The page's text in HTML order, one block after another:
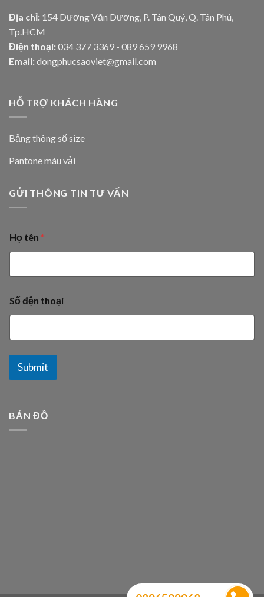
Địa chỉ: 154 Dương Văn Dương, P. Tân Quý, Q. Tân Phú,
Tp.HCM
Điện thoại: 034 377 3369 - 089 659 9968
Email: dongphucsaoviet@gmail.com
HỖ TRỢ KHÁCH HÀNG
Bảng thông số size
Pantone màu vải
GỬI THÔNG TIN TƯ VẤN
Họ tên *
Số đện thoại
Submit
BẢN ĐỒ